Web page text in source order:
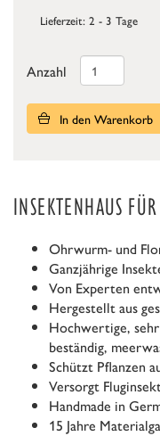
Lieferzeit: 2 - 3 Tage
Anzahl
In den Warenkorb
INSEKTENHAUS
Ohrwurm- und
Ganzjährige
Von Experten
Hergestellt aus
Hochwertige,
beständig,
Schützt Pflanzen
Versorgt
Handmade in
15 Jahre